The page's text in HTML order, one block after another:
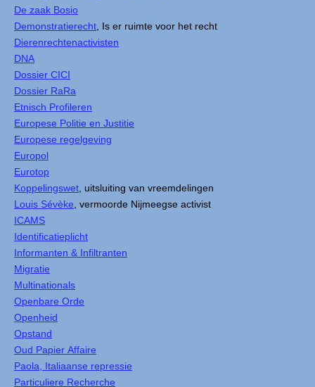
De zaak Bosio
Demonstratierecht , Is er ruimte voor het recht
Dierenrechtenactivisten
DNA
Dossier CICI
Dossier RaRa
Etnisch Profileren
Europese Politie en Justitie
Europese regelgeving
Europol
Eurotop
Koppelingswet , uitsluiting van vreemdelingen
Louis Sévèke , vermoorde Nijmeegse activist
ICAMS
Identificatieplicht
Informanten & Infiltranten
Migratie
Multinationals
Openbare Orde
Openheid
Opstand
Oud Papier Affaire
Paola, Italiaanse repressie
Particuliere Recherche